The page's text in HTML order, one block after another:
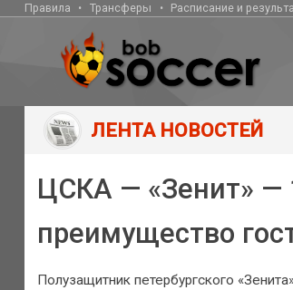
Правила Трансферы Расписание и
ЛЕНТА НОВОСТЕЙ
ЦСКА — «Зенит» —
преимущество
Полузащитник петербургского